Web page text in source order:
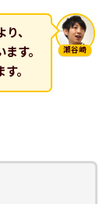
瀬谷崎
、
す。
。